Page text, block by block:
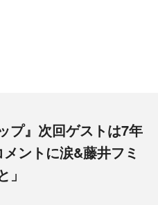
プ』次回ゲストは7年
ントに涙&藤井フミ